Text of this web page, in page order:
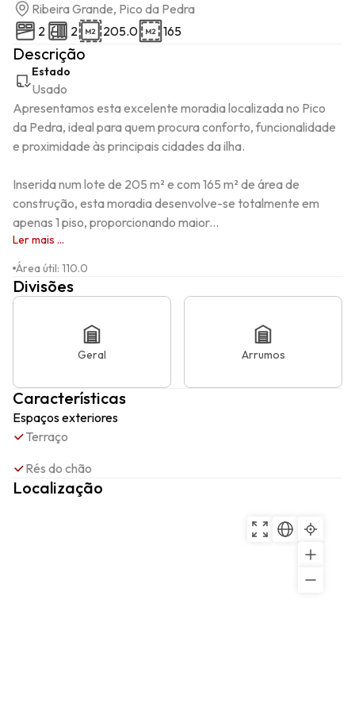
Ribeira Grande, Pico da Pedra
2
2 205.0 165
Descrição
Estado
Usado
Apresentamos esta excelente moradia localizada no Pico
da Pedra, ideal para quem procura conforto, funcionalidade
e proximidade às principais cidades da ilha.
Inserida num lote de 205 m² e com 165 m² de área de
construção, esta moradia desenvolve-se totalmente em
apenas 1 piso, proporcionando maior...
Ler mais ...
Área útil: 110.0
Divisões
Geral Arrumos
Características
Espaços exteriores
Terraço
Rés do chão
Localização